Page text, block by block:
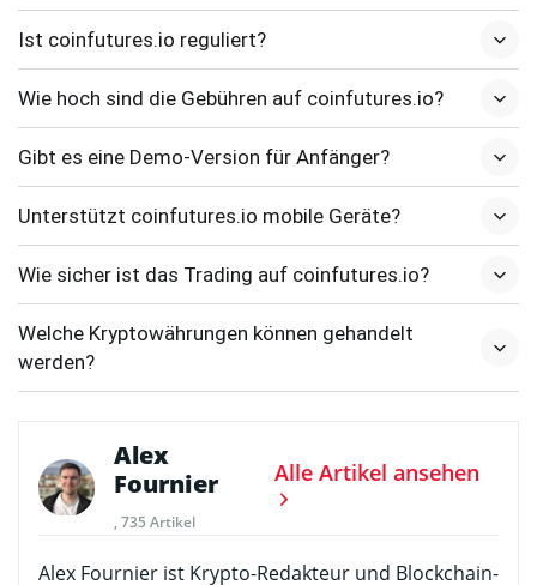
Ist coinfutures.io reguliert?
Wie hoch sind die Gebühren auf coinfutures.io?
Gibt es eine Demo-Version für Anfänger?
Unterstützt coinfutures.io mobile Geräte?
Wie sicher ist das Trading auf coinfutures.io?
Welche Kryptowährungen können gehandelt
werden?
Alex
Fournier
, 735 Artikel
Alle Artikel ansehen
Alex Fournier ist Krypto-Redakteur und Blockchain-